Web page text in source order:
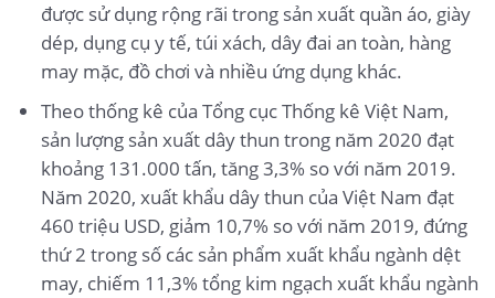
được sử dụng rộng rãi trong sản xuất quần áo, giày
dép, dụng cụ y tế, túi xách, dây đai an toàn, hàng
may mặc, đồ chơi và nhiều ứng dụng khác.
Theo thống kê của Tổng cục Thống kê Việt Nam,
sản lượng sản xuất dây thun trong năm 2020 đạt
khoảng 131.000 tấn, tăng 3,3% so với năm 2019.
Năm 2020, xuất khẩu dây thun của Việt Nam đạt
460 triệu USD, giảm 10,7% so với năm 2019, đứng
thứ 2 trong số các sản phẩm xuất khẩu ngành dệt
may, chiếm 11,3% tổng kim ngạch xuất khẩu ngành